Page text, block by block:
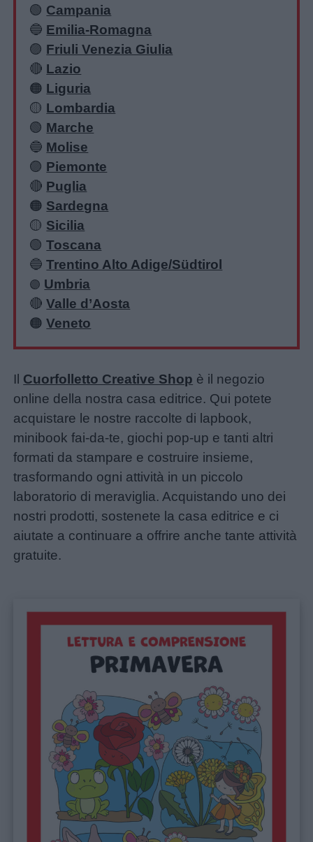
🟢 Campania
🔵 Emilia-Romagna
🟣 Friuli Venezia Giulia
🔴 Lazio
🟠 Liguria
🟡 Lombardia
🟢 Marche
🔵 Molise
🟣 Piemonte
🔴 Puglia
🟠 Sardegna
🟡 Sicilia
🟢Toscana
🔵Trentino Alto Adige/Südtirol
🟣 Umbria
🔴Valle d’Aosta
🟠Veneto
Il Cuorfolletto Creative Shop è il negozio
online della nostra casa editrice. Qui potete
acquistare le nostre raccolte di lapbook,
minibook fai-da-te, giochi pop-up e tanti altri
formati da stampare e costruire insieme,
trasformando ogni attività in un piccolo
laboratorio di meraviglia. Acquistando uno dei
nostri prodotti, sostenete la casa editrice e ci
aiutate a continuare a offrire anche tante attività
gratuite.